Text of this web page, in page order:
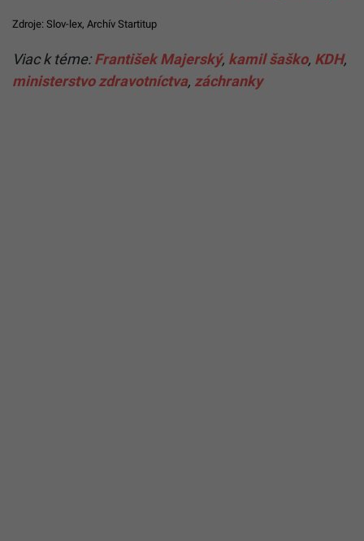
Zdroje: Slov-lex, Archív Startitup
Viac k téme:František Majerský, kamil šaško, KDH,
ministerstvo zdravotníctva, záchranky